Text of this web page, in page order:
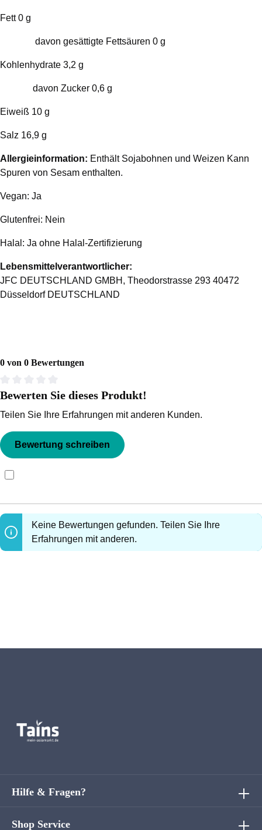
Fett 0 g
davon gesättigte Fettsäuren 0 g
Kohlenhydrate 3,2 g
davon Zucker 0,6 g
Eiweiß 10 g
Salz 16,9 g
Allergieinformation: Enthält Sojabohnen und Weizen Kann
Spuren von Sesam enthalten.
Vegan: Ja
Glutenfrei: Nein
Halal: Ja ohne Halal-Zertifizierung
Lebensmittelverantwortlicher:
JFC DEUTSCHLAND GMBH, Theodorstrasse 293 40472
Düsseldorf DEUTSCHLAND
0 von 0 Bewertungen
Durchschnittliche Bewertung von 0 von 5 Sternen
Bewerten Sie dieses Produkt!
Teilen Sie Ihre Erfahrungen mit anderen Kunden.
Bewertung schreiben
Keine Bewertungen gefunden. Teilen Sie Ihre
Erfahrungen mit anderen.
Hilfe & Fragen?
Shop Service